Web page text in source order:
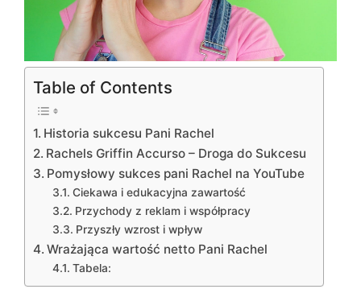
Table of Contents
Historia sukcesu Pani Rachel
Rachels Griffin Accurso – Droga do Sukcesu
Pomysłowy sukces pani Rachel na YouTube
Ciekawa i edukacyjna zawartość
Przychody z reklam i współpracy
Przyszły wzrost i wpływ
Wrażająca wartość netto Pani Rachel
Tabela: